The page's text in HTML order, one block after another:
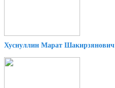
Хуснуллин Марат Шакирзянович